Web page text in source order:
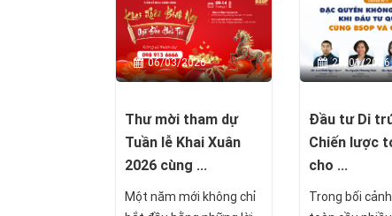
đang tìm kiếm cơ hội đa
dạng hóa tài sản quốc
tế.
quốc tế quan
khả năng kết
giá trị trong
khoản đầu tư.
06/03/2026
Thư mời tham dự
Tuần lễ Khai Xuân
2026 cùng ...
Một năm mới không chỉ
28/01/2026
Đầu tư Di
Chiến lược
cho ...
Trong bối